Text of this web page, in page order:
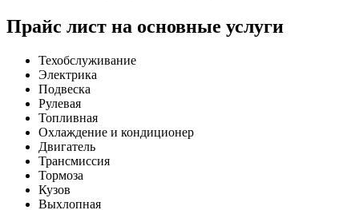
Прайс лист на основные услуги
Техобслуживание
Электрика
Подвеска
Рулевая
Топливная
Охлаждение и кондиционер
Двигатель
Трансмиссия
Тормоза
Кузов
Выхлопная